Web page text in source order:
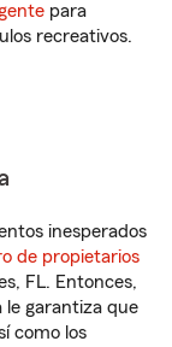
para
recreativos.
inesperados
de propietarios
FL. Entonces,
le garantiza que
como los